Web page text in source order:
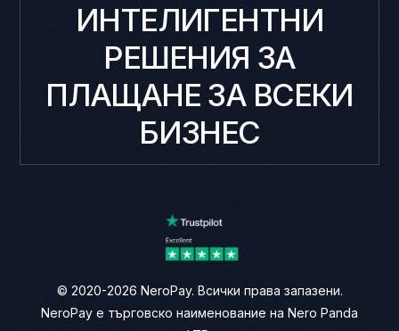
ИНТЕЛИГЕНТНИ
РЕШЕНИЯ ЗА
ПЛАЩАНЕ ЗА ВСЕКИ
БИЗНЕС
© 2020-2026 NeroPay. Всички права запазени.
NeroPay е търговско наименование на Nero Panda